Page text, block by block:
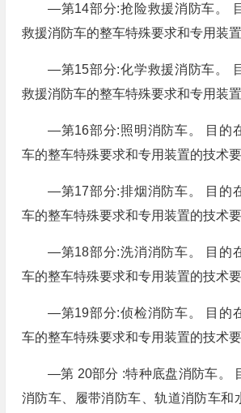
—第14部分:抢险救援消防车。
救援消防车的整车特殊要求和专用装置
—第15部分:化学救援消防车。
救援消防车的整车特殊要求和专用装置
—第16部分:照明消防车。 目的
车的整车特殊要求和专用装置的技术要
—第17部分:排烟消防车。 目的
车的整车特殊要求和专用装置的技术要
—第18部分:洗消消防车。 目的
车的整车特殊要求和专用装置的技术要
—第19部分:侦检消防车。 目的
车的整车特殊要求和专用装置的技术要
—第 20部分 :特种底盘消防车。
消防车、履带消防车、轨道消防车和